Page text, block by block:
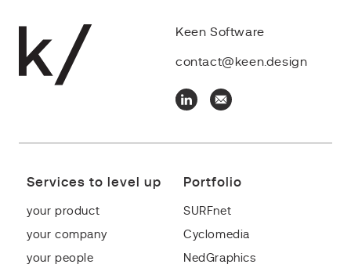
Keen Software
contact@keen.design
Services to level up
your product
your company
your people
Portfolio
SURFnet
Cyclomedia
NedGraphics